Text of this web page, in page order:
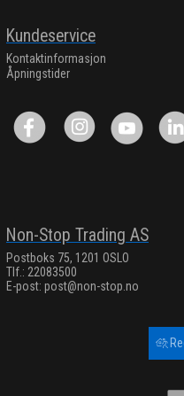
Kundeservice
Kontaktinformasjon
Åpningstider
Non-Stop Trading AS
Postboks 75, 1201 OSLO
Tlf.: 22083500
E-post: post@non-stop.no